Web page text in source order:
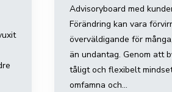
Advisoryboard med
Förändring kan vara
överväldigande för
än undantag. Genom att
tåligt och flexibelt
omfamna och...